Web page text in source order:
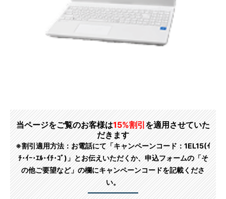
当ページをご覧のお客様は15%割引 を適用させていた
だきます
※割引適用方法：お電話にて「キャンペーンコード：1EL15(ｲ
ﾁ･ｲｰ･ｴﾙ･ｲﾁ･ｺﾞ)」とお伝えいただくか、申込フォームの「そ
の他ご要望など」の欄にキャンペーンコードを記載くださ
い。